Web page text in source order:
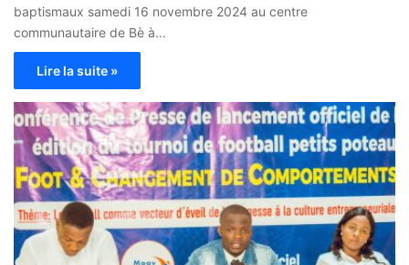
baptismaux samedi 16 novembre 2024 au centre
communautaire de Bè à…
Lire la suite »